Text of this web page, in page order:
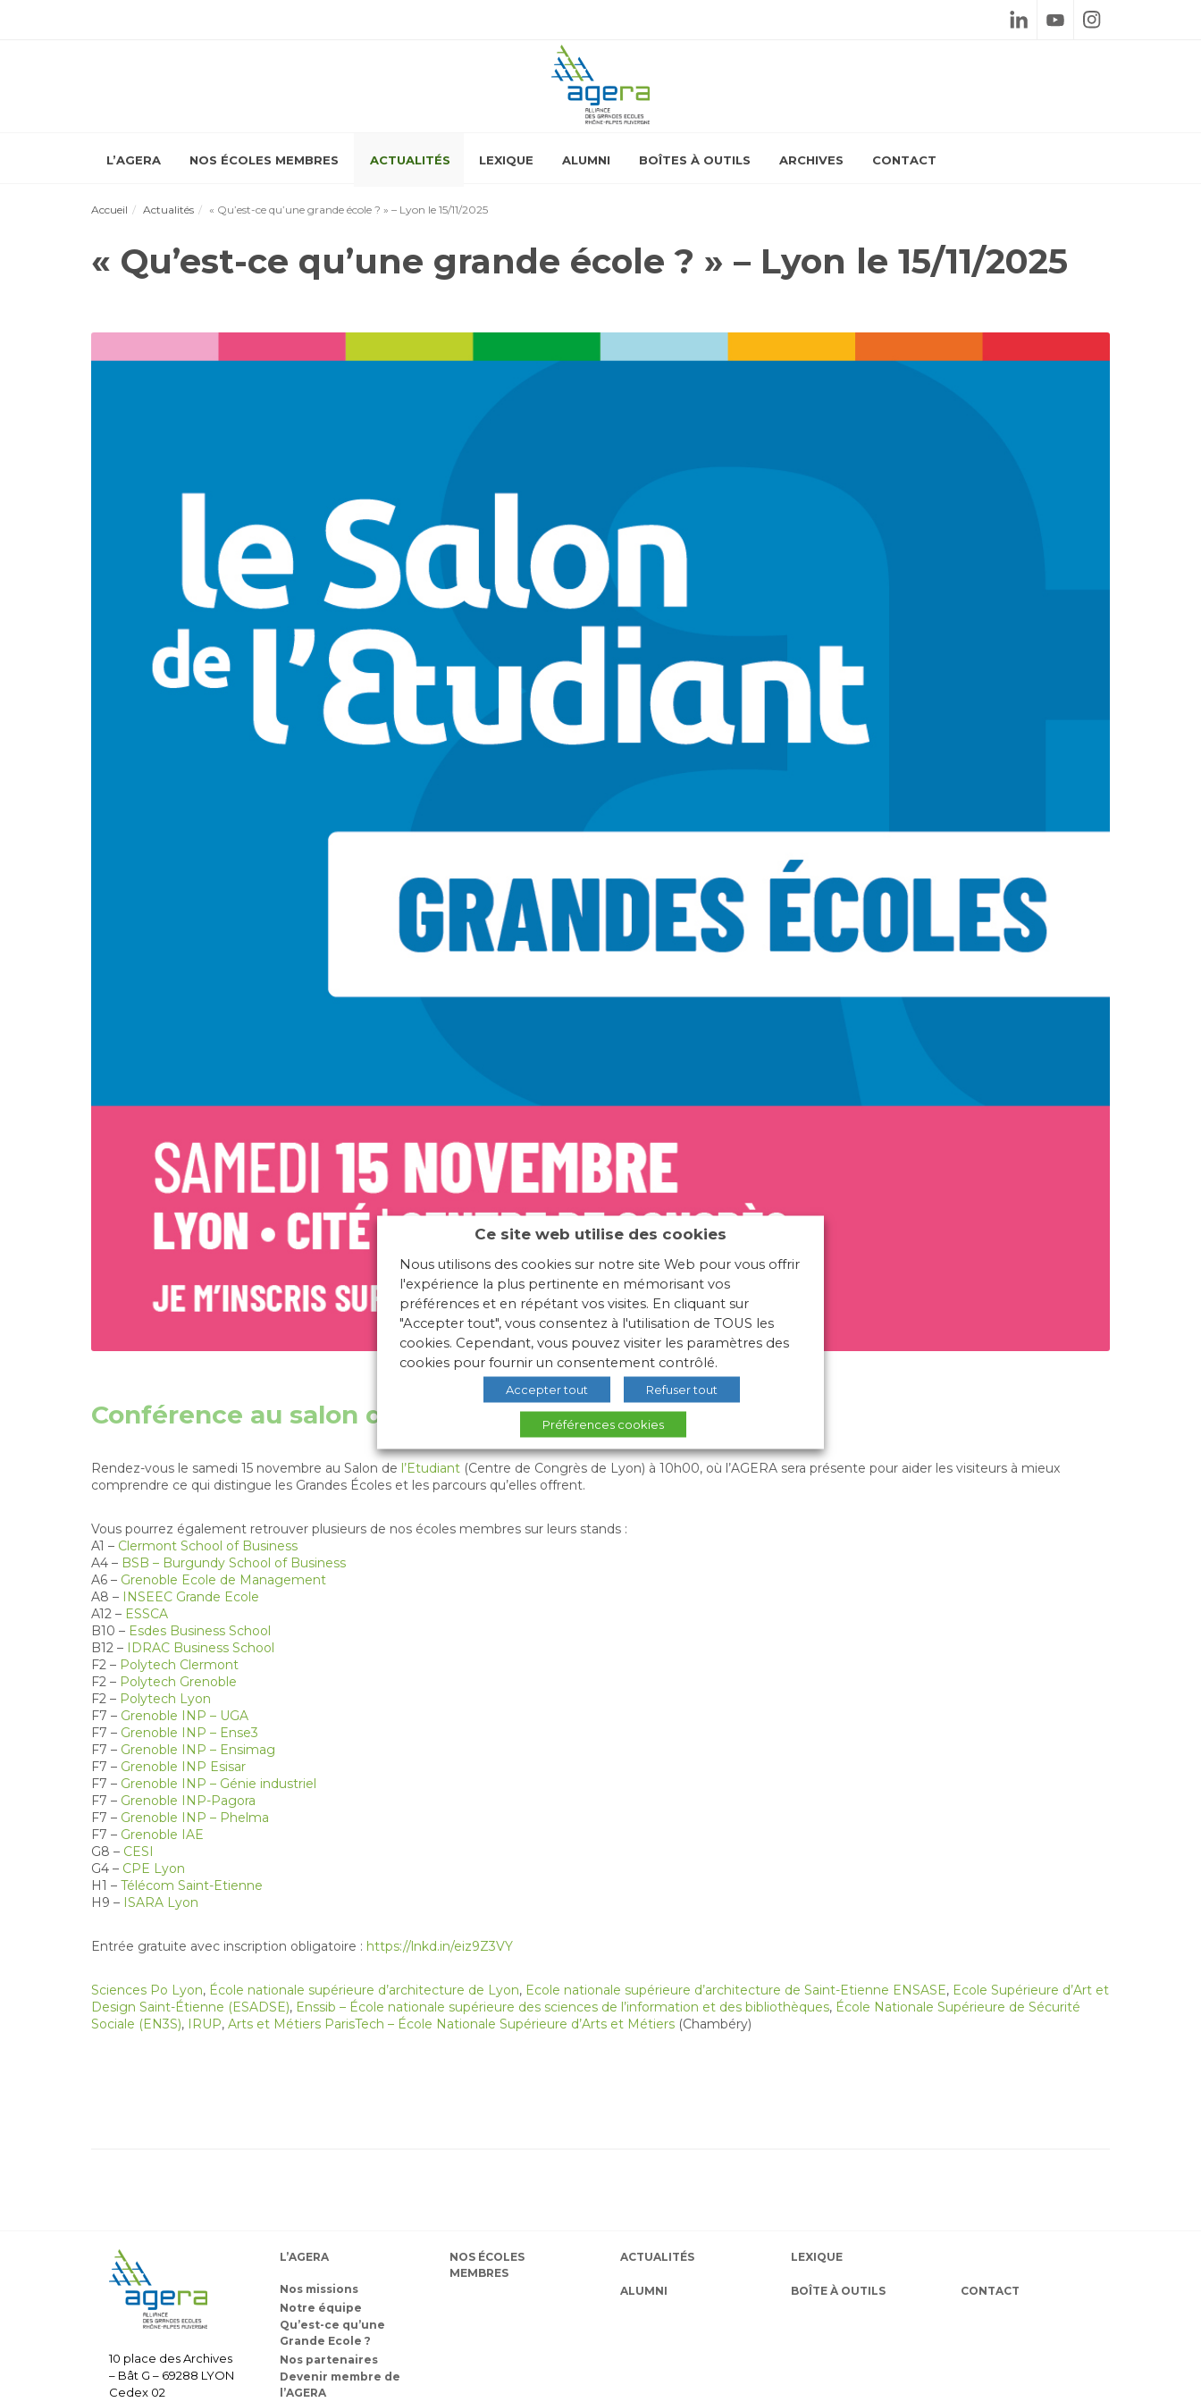
L’AGERA NOS ÉCOLES MEMBRES ACTUALITÉS LEXIQUE ALUMNI BOÎTES À OUTILS ARCHIVES CONTACT
Accueil Actualités « Qu’est-ce qu’une grande école ? » – Lyon le 15/11/2025
« Qu’est-ce qu’une grande école ? » – Lyon le 15/11/2025
Conférence au salon des grandes écoles L’Etudiant
Rendez-vous le samedi 15 novembre au Salon de l’Etudiant (Centre de Congrès de Lyon) à 10h00, où l’AGERA sera présente pour aider les visiteurs à mieux
comprendre ce qui distingue les Grandes Écoles et les parcours qu’elles offrent.
Vous pourrez également retrouver plusieurs de nos écoles membres sur leurs stands :
A1 – Clermont School of Business
A4 – BSB – Burgundy School of Business
A6 – Grenoble Ecole de Management
A8 – INSEEC Grande Ecole
A12 – ESSCA
B10 – Esdes Business School
B12 – IDRAC Business School
F2 – Polytech Clermont
F2 – Polytech Grenoble
F2 – Polytech Lyon
F7 – Grenoble INP – UGA
F7 – Grenoble INP – Ense3
F7 – Grenoble INP – Ensimag
F7 – Grenoble INP Esisar
F7 – Grenoble INP – Génie industriel
F7 – Grenoble INP-Pagora
F7 – Grenoble INP – Phelma
F7 – Grenoble IAE
G8 – CESI
G4 – CPE Lyon
H1 – Télécom Saint-Etienne
H9 – ISARA Lyon
Entrée gratuite avec inscription obligatoire : https://lnkd.in/eiz9Z3VY
Sciences Po Lyon, École nationale supérieure d’architecture de Lyon, Ecole nationale supérieure d’architecture de Saint-Etienne ENSASE, Ecole Supérieure d’Art et
Design Saint-Étienne (ESADSE), Enssib – École nationale supérieure des sciences de l’information et des bibliothèques, École Nationale Supérieure de Sécurité
Sociale (EN3S), IRUP, Arts et Métiers ParisTech – École Nationale Supérieure d’Arts et Métiers (Chambéry)
10 place des Archives
– Bât G – 69288 LYON
Cedex 02
L’AGERA
Nos missions
Notre équipe
Qu’est-ce qu’une
Grande Ecole ?
Nos partenaires
Devenir membre de
l’AGERA
NOS ÉCOLES
MEMBRES
ACTUALITÉS LEXIQUE
ALUMNI BOÎTE À OUTILS CONTACT
Ce site web utilise des cookies
Nous utilisons des cookies sur notre site Web pour vous offrir
l'expérience la plus pertinente en mémorisant vos
préférences et en répétant vos visites. En cliquant sur
"Accepter tout", vous consentez à l'utilisation de TOUS les
cookies. Cependant, vous pouvez visiter les paramètres des
cookies pour fournir un consentement contrôlé.
Accepter tout Refuser tout
Préférences cookies